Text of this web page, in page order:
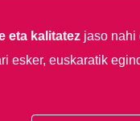
eta kalitatezjaso nahi
esker, euskaratik